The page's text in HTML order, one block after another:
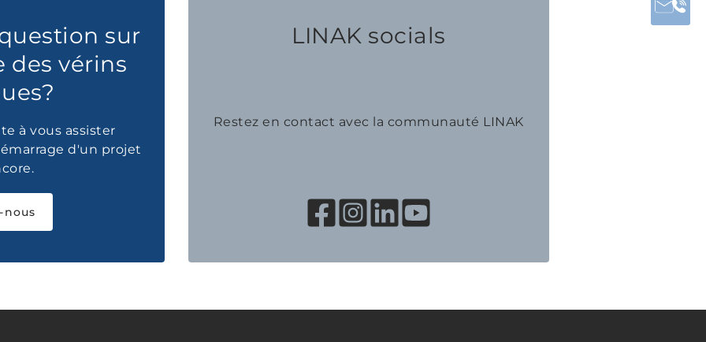
sur
des vérins
à vous assister
d'un projet
nous
LINAK socials
Restez en contact avec la communauté LINAK